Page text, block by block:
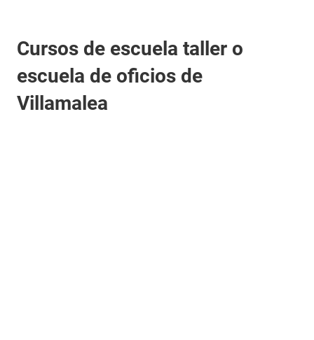
Cursos de escuela taller o
escuela de oficios de
Villamalea